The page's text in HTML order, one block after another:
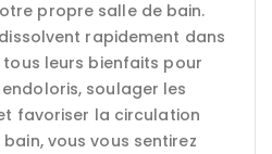
propre salle de bain.
rapidement dans
leurs bienfaits pour
soulager les
favoriser la circulation
vous vous sentirez